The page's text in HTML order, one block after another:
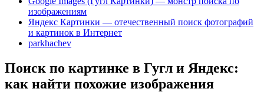
изображениям
Яндекс Картинки — отечественный поиск фотографий
и картинок в Интернет
parkhachev
Поиск по картинке в Гугл и Яндекс:
как найти похожие изображения